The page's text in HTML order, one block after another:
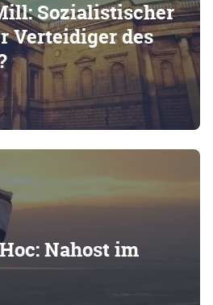
Sozialistischer
Verteidiger des
Nahost im